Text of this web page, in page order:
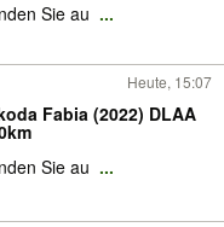
Sie au ...
Heute, 15:07
Fabia (2022) DLAA
Sie au ...